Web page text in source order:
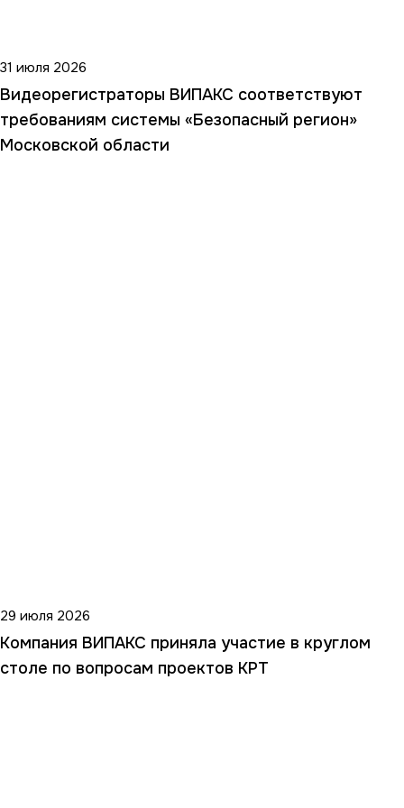
31 июля 2026
Видеорегистраторы ВИПАКС соответствуют
требованиям системы «Безопасный регион»
Московской области
29 июля 2026
Компания ВИПАКС приняла участие в круглом
столе по вопросам проектов КРТ